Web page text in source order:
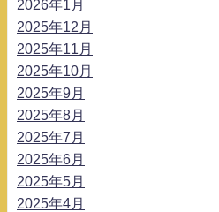
2026年1月
2025年12月
2025年11月
2025年10月
2025年9月
2025年8月
2025年7月
2025年6月
2025年5月
2025年4月